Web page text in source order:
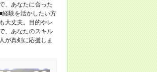
、あなたに合った
経験を活かしたい方
大丈夫。目的やレ
、あなたのスキル
が真剣に応援しま